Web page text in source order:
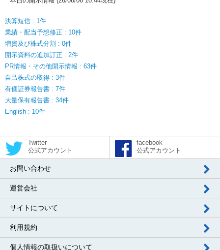
決算短信 : 1件
業績・配当予想修正 : 10件
増資及び株式分割 : 0件
開示資料の追加訂正 : 2件
PR情報・その他開示情報 : 63件
自己株式の取得 : 3件
有価証券報告書 : 7件
大量保有報告書 : 34件
English : 10件
Twitter
公式アカウント
facebook
公式アカウント
お問い合わせ
運営会社
サイトについて
利用規約
個人情報の取扱いについて